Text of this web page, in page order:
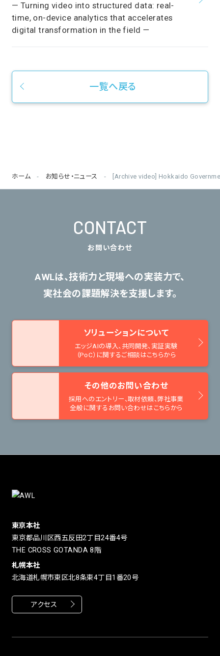
— Turning video into structured data: real-
time, on-device analytics that accelerates
digital transformation in the field —
一覧へ戻る
ホーム お知らせ・ニュース [Archive video] Hokkaido
CONTACT
お問い合わせ
AWLは、技術力と現場への実装力で、
実社会の課題解決を支援します。
ソリューションについて
エッジAIの導入、共同開発、 実証実験
（PoC）に関するご相談はこちらから
その他のお問い合わせ
採用へのエントリー、取材依頼、弊社事業
全般に関するお問い合わせはこちらから
東京本社
東京都品川区西五反田2丁目24番4号
THE CROSS GOTANDA 8階
札幌本社
北海道札幌市東区北8条東4丁目1番20号
アクセス